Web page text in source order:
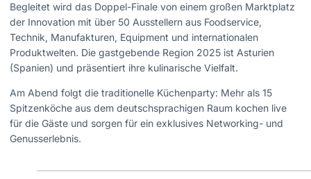
Begleitet wird das Doppel-Finale von einem großen Marktplatz
der Innovation mit über 50 Ausstellern aus Foodservice,
Technik, Manufakturen, Equipment und internationalen
Produktwelten. Die gastgebende Region 2025 ist Asturien
(Spanien) und präsentiert ihre kulinarische Vielfalt.
Am Abend folgt die traditionelle Küchenparty: Mehr als 15
Spitzenköche aus dem deutschsprachigen Raum kochen live
für die Gäste und sorgen für ein exklusives Networking- und
Genusserlebnis.